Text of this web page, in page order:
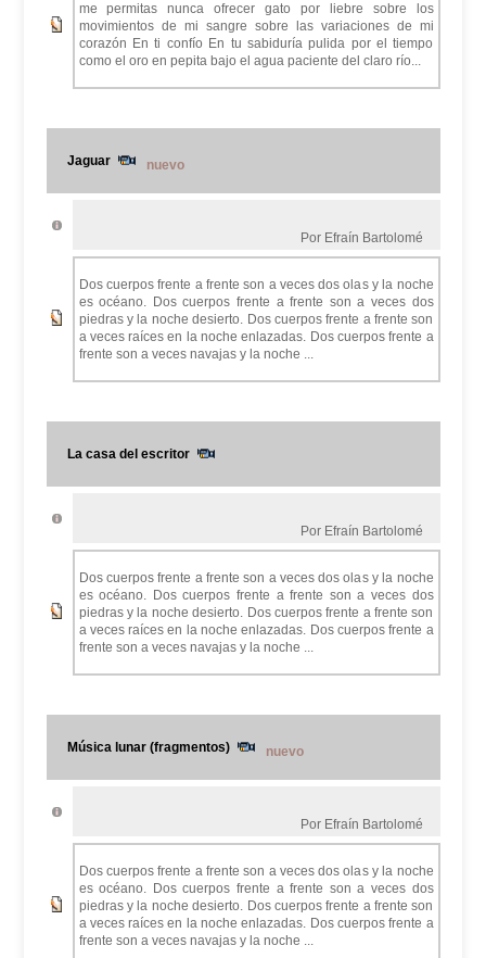
me permitas nunca ofrecer gato por liebre sobre los
movimientos de mi sangre sobre las variaciones de mi
corazón En ti confío En tu sabiduría pulida por el tiempo
como el oro en pepita bajo el agua paciente del claro río...
Jaguar nuevo
Por Efraín Bartolomé
Dos cuerpos frente a frente son a veces dos olas y la noche
es océano. Dos cuerpos frente a frente son a veces dos
piedras y la noche desierto. Dos cuerpos frente a frente son
a veces raíces en la noche enlazadas. Dos cuerpos frente a
frente son a veces navajas y la noche ...
La casa del escritor
Por Efraín Bartolomé
Dos cuerpos frente a frente son a veces dos olas y la noche
es océano. Dos cuerpos frente a frente son a veces dos
piedras y la noche desierto. Dos cuerpos frente a frente son
a veces raíces en la noche enlazadas. Dos cuerpos frente a
frente son a veces navajas y la noche ...
Música lunar (fragmentos) nuevo
Por Efraín Bartolomé
Dos cuerpos frente a frente son a veces dos olas y la noche
es océano. Dos cuerpos frente a frente son a veces dos
piedras y la noche desierto. Dos cuerpos frente a frente son
a veces raíces en la noche enlazadas. Dos cuerpos frente a
frente son a veces navajas y la noche ...